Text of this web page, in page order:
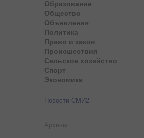
Образование
Общество
Объявления
Политика
Право и закон
Происшествия
Сельское хозяйство
Спорт
Экономика
Новости СМИ2
Архивы